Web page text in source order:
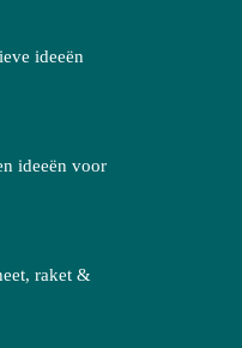
ideeën
ideeën voor
raket &